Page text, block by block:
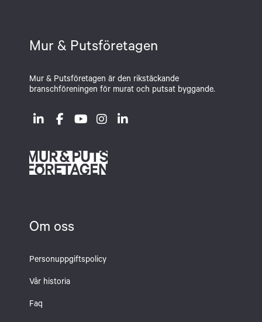
Mur & Putsföretagen
Mur & Putsföretagen är den rikstäckande
branschföreningen för murat och putsat byggande.
Om oss
Personuppgiftspolicy
Vår historia
Faq